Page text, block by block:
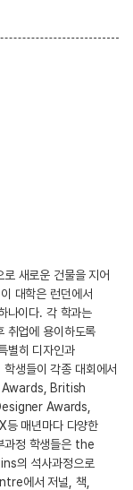
새로운 건물을 지어
대학은 런던에서
나이다. 각 학과는
취업에 용이하도록
별히 디자인과
생들이 각종 대회에서
British
Awards,
매년마다 다양한
과정 학생들은 the
의 석사과정으로
에서 저널, 책,